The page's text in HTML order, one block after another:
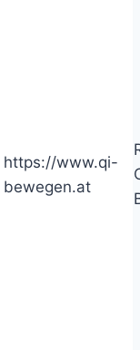
https://www.qi-
bewegen.at